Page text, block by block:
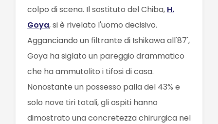
colpo di scena. Il sostituto del Chiba, H.
Goya, si è rivelato l'uomo decisivo.
Agganciando un filtrante di Ishikawa all'87',
Goya ha siglato un pareggio drammatico
che ha ammutolito i tifosi di casa.
Nonostante un possesso palla del 43% e
solo nove tiri totali, gli ospiti hanno
dimostrato una concretezza chirurgica nel